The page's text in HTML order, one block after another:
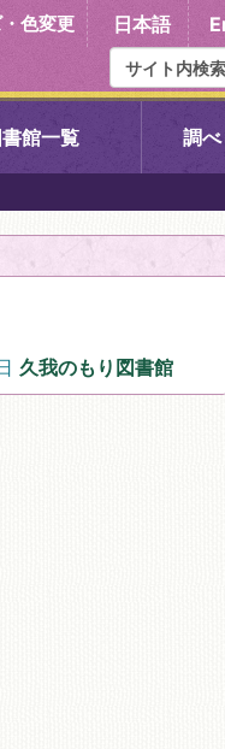
色変更 日本語
書館一覧
伏見中央図書館
岩倉図書館
こどもみらい館
調
久我のもり図書館